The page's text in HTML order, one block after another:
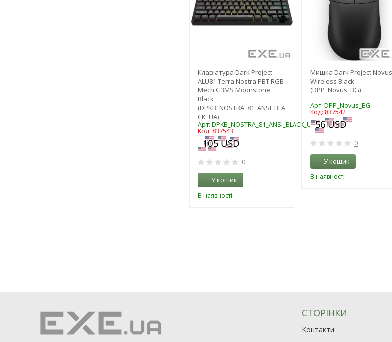
Клавіатура Dark Project
ALU81 Terra Nostra PBT RGB
Mech G3MS Moonstone
Black
(DPKB_NOSTRA_81_ANSI_BLA
CK_UA)
Арт: DPKB_NOSTRA_81_ANSI_BLACK_UA
Код: 837543
0
У кошик
В наявності
Мишка Dark Project Novus
Wireless Black
(DPP_Novus_BG)
Арт: DPP_Novus_BG
Код: 837542
0
У кошик
В наявності
СТОРІНКИ
Контакти